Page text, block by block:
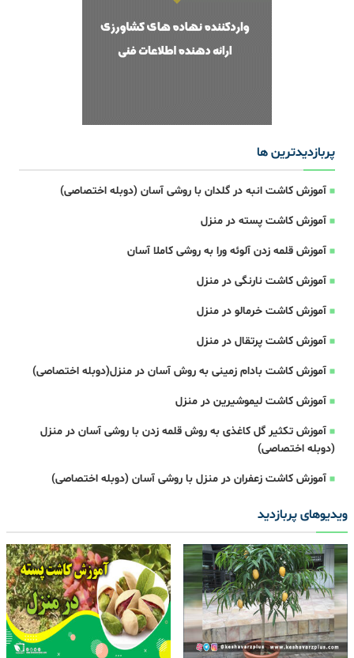
پربازدیدترین ها
آموزش کاشت انبه در گلدان با روشی آسان (دوبله اختصاصی)
آموزش کاشت پسته در منزل
آموزش قلمه زدن آلوئه ورا به روشی کاملا آسان
آموزش کاشت نارنگی در منزل
آموزش کاشت خرمالو در منزل
آموزش کاشت پرتقال در منزل
آموزش کاشت بادام زمینی به روش آسان در منزل(دوبله اختصاصی)
آموزش کاشت لیموشیرین در منزل
آموزش تکثیر گل کاغذی به روش قلمه زدن با روشی آسان در منزل
(دوبله اختصاصی)
آموزش کاشت زعفران در منزل با روشی آسان (دوبله اختصاصی)
ویدیوهای پربازدید